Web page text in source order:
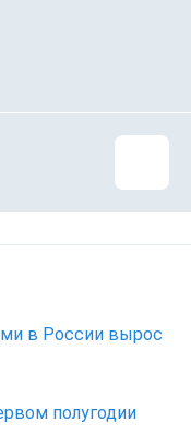
в России вырос
полугодии